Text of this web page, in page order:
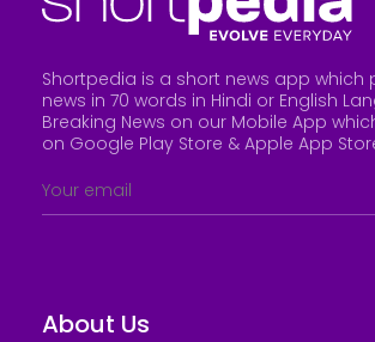
Shortpedia is a short news app which
news in 70 words in Hindi or English
Breaking News on our Mobile App
on Google Play Store & Apple App
About Us